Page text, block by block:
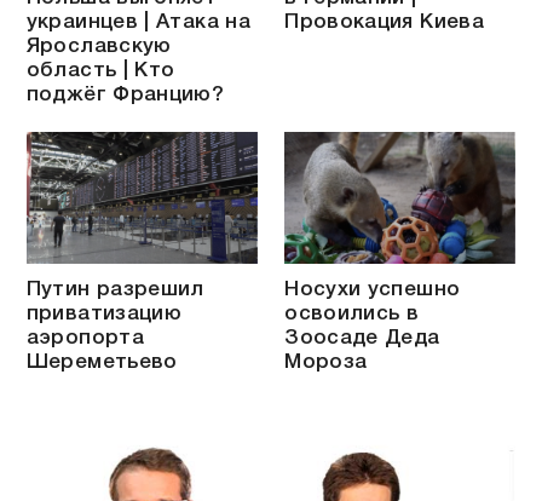
украинцев | Атака на
Ярославскую
область | Кто
поджёг Францию?
Провокация Киева
Путин разрешил
приватизацию
аэропорта
Шереметьево
Носухи успешно
освоились в
Зоосаде Деда
Мороза